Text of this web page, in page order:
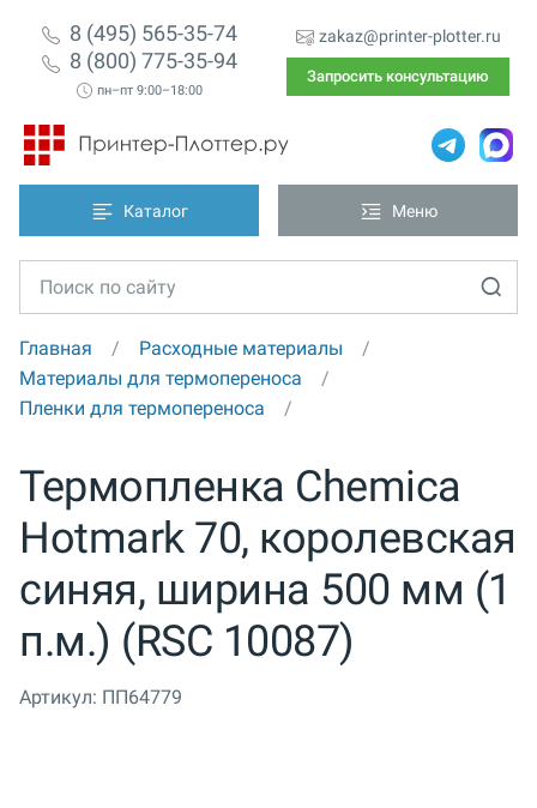
8 (495) 565-35-74
8 (800) 775-35-94
пн–пт 9:00–18:00
zakaz@printer-plotter.ru
Запросить консультацию
Каталог Меню
Главная
Расходные материалы
Материалы для термопереноса
Пленки для термопереноса
Термопленка Chemica
Hotmark 70, королевская
синяя, ширина 500 мм (1
п.м.) (RSC 10087)
Артикул: ПП64779